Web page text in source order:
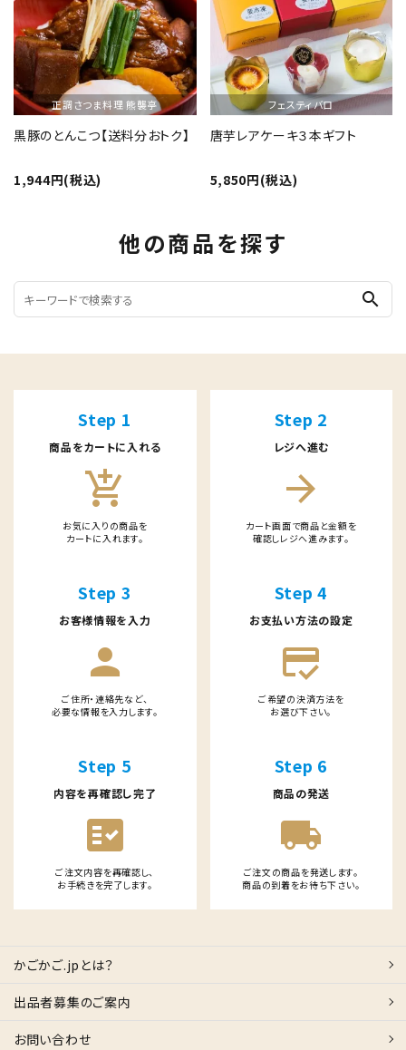
正調さつま料理 熊襲亭
黒豚のとんこつ【送料分おトク】
1,944円(税込)
フェスティバロ
唐芋レアケーキ３本ギフト
5,850円(税込)
他の商品を探す
search
Step 1
商品をカートに入れる
add_shopping_cart
お気に入りの商品を
カートに入れます。
Step 2
レジへ進む
arrow_forward
カート画面で商品と金額を
確認しレジへ進みます。
Step 3
お客様情報を入力
person
ご住所・連絡先など、
必要な情報を入力します。
Step 4
お支払い方法の設定
credit_score
ご希望の決済方法を
お選び下さい。
Step 5
内容を再確認し完了
fact_check
ご注文内容を再確認し、
お手続きを完了します。
Step 6
商品の発送
local_shipping
ご注文の商品を発送します。
商品の到着をお待ち下さい。
かごかご.jpとは？
出品者募集のご案内
お問い合わせ